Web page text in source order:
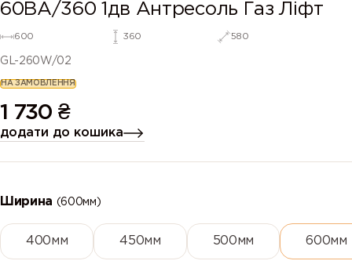
60ВА/360 1дв Антресоль Газ Ліфт
600 360 580
GL-260W/02
НА ЗАМОВЛЕННЯ
1 730 ₴
додати до кошика
Ширина (600мм)
400мм 450мм 500мм 600мм